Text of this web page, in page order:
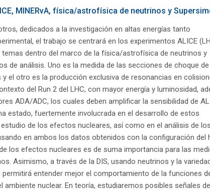
MINERvA, física/astrofísica de neutrinos y
dedicados a la investigación en altas energías tanto
el trabajo se centrará en los experimentos ALICE
temas dentro del marco de la física/astrofísica de neutrinos y
de análisis. Uno es la medida de las secciones de choque de
el otro es la producción exclusiva de resonancias en
del Run 2 del LHC, con mayor energía y luminosidad,
ADA/ADC, los cuales deben amplificar la sensibilidad de
estado, fuertemente involucrada en el desarrollo de estos
de los efectos nucleares, así como en el análisis de los
en ambos los datos obtenidos con la configuración del
los efectos nucleares es de suma importancia para las
Asimismo, a través de la DIS, usando neutrinos y la
permitirá entender mejor el comportamiento de la funciones
nuclear. En teoría, estudiaremos posibles señales de